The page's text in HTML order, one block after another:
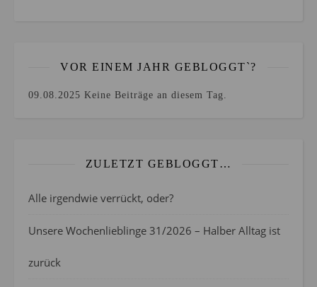
VOR EINEM JAHR GEBLOGGT`?
09.08.2025 Keine Beiträge an diesem Tag.
ZULETZT GEBLOGGT…
Alle irgendwie verrückt, oder?
Unsere Wochenlieblinge 31/2026 – Halber Alltag ist
zurück